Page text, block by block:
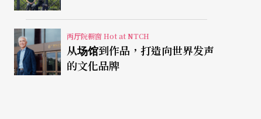
两厅院橱窗 Hot at NTCH
从场馆到作品，打造向世界发声
的文化品牌